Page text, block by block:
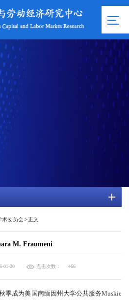
术委员会>正文
M. Fraumeni
01-20 点击次数： 466
季成为美国南缅因州大学公共服务Muskie